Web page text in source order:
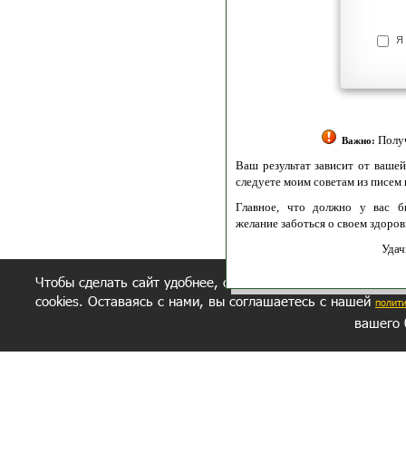
Я
Получение
Ваш результат зависит от вашей
следуете моим советам из писем и книг.
Главное, что должно у вас быть -
желание заботься о своем здоровье.
Удачи!
Чтобы сделать сайт удобнее, осуществляется обработка
cookies. Оставаясь с нами, вы соглашаетесь с нашей
вашего